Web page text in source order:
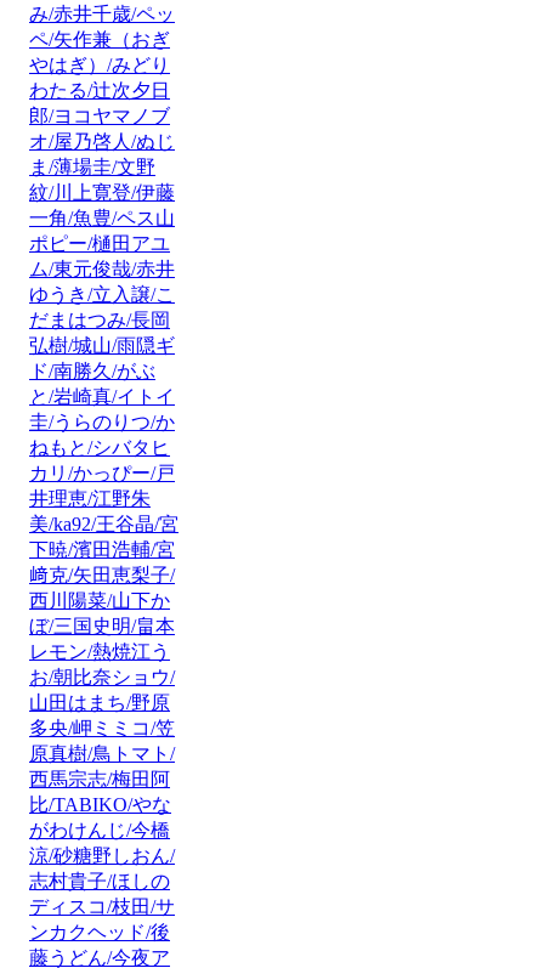
み/赤井千歳/ペッ
ペ/矢作兼（おぎ
やはぎ）/みどり
わたる/辻次夕日
郎/ヨコヤマノブ
オ/屋乃啓人/ぬじ
ま/薄場圭/文野
紋/川上寛登/伊藤
一角/魚豊/ペス山
ポピー/樋田アユ
ム/東元俊哉/赤井
ゆうき/立入譲/こ
だまはつみ/長岡
弘樹/城山/雨隠ギ
ド/南勝久/がぶ
と/岩崎真/イトイ
圭/うらのりつ/か
ねもと/シバタヒ
カリ/かっぴー/戸
井理恵/江野朱
美/ka92/王谷晶/宮
下暁/濱田浩輔/宮
﨑克/矢田恵梨子/
西川陽菜/山下か
ぼ/三国史明/畠本
レモン/熱焼江う
お/朝比奈ショウ/
山田はまち/野原
多央/岬ミミコ/笠
原真樹/鳥トマト/
西馬宗志/梅田阿
比/TABIKO/やな
がわけんじ/今橋
涼/砂糖野しおん/
志村貴子/ほしの
ディスコ/枝田/サ
ンカクヘッド/後
藤うどん/今夜ア